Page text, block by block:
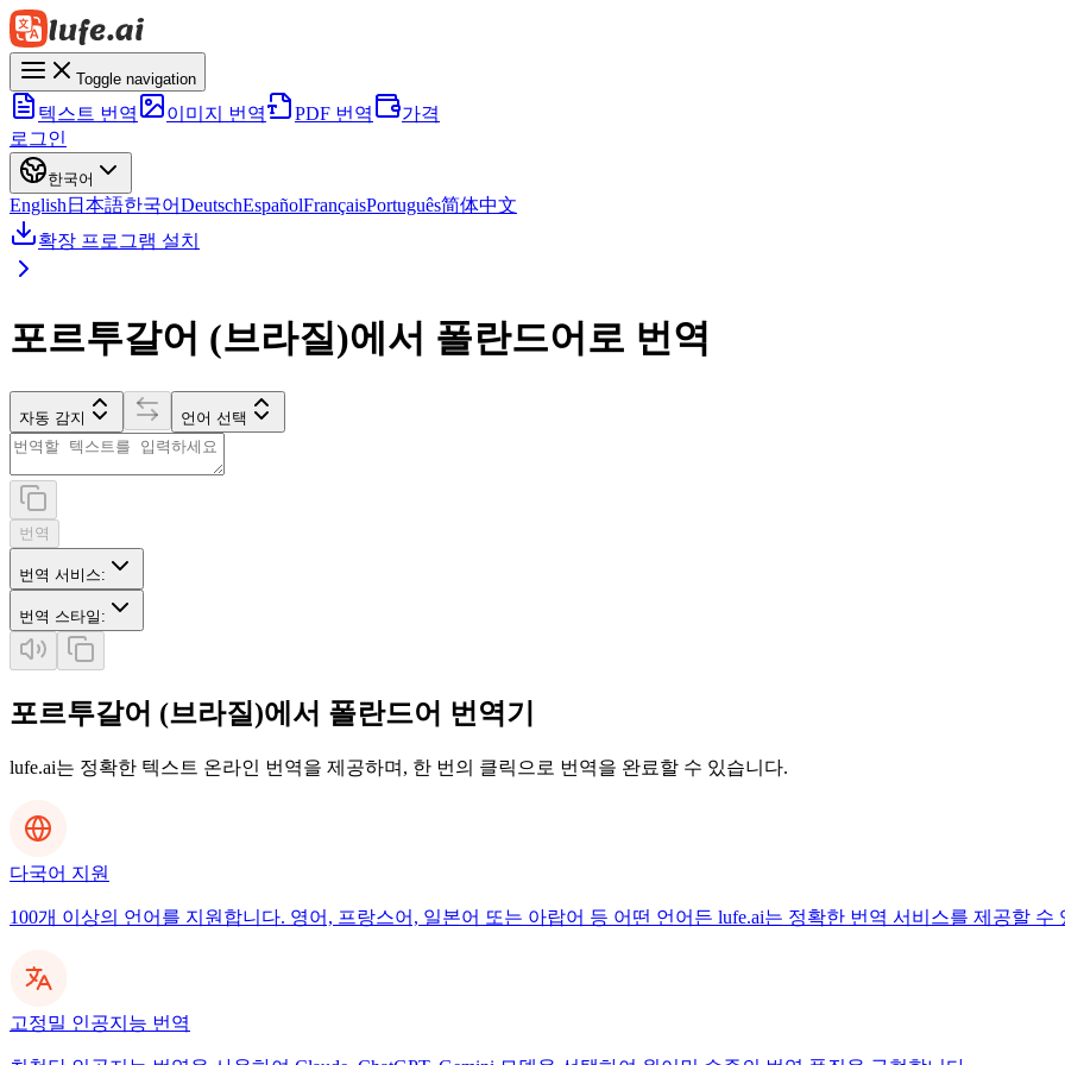
Toggle navigation
텍스트 번역 이미지 번역 PDF 번역
가격
로그인
한국어
English 日本語한국어DeutschEspañolFrançaisPortuguês简体中文
확장 프로그램 설치
포르투갈어 (브라질)에서 폴란드어로 번역
자동 감지 언어 선택
번역
번역 서비스:
번역 스타일 :
포르투갈어 (브라질)에서 폴란드어 번역기
lufe.ai는 정확한 텍스트 온라인 번역을 제공하며, 한 번의 클릭으로 번역을 완료할 수 있습니다.
다국어 지원
100개 이상의 언어를 지원합니다. 영어, 프랑스어, 일본어 또는 아랍어 등 어떤 언어든 lufe.ai는 정확한 번역 서비스를 제공할 수
고정밀 인공지능 번역